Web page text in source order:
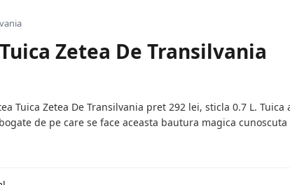
Zetea De Transilvania
Tuica Zetea De Transilvania pret 292 lei, sticla 0.7 L.
de pe care se face aceasta bautura magica